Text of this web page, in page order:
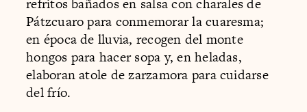
refritos bañados en salsa con charales de
Pátzcuaro para conmemorar la cuaresma;
en época de lluvia, recogen del monte
hongos para hacer sopa y, en heladas,
elaboran atole de zarzamora para cuidarse
del frío.